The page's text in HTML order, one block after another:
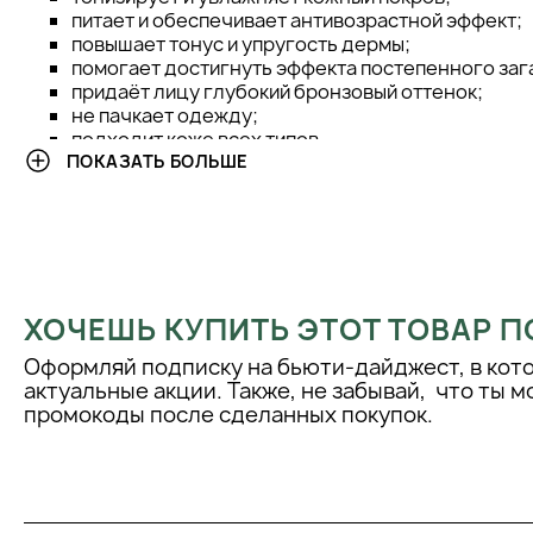
питает и обеспечивает антивозрастной эффект;
повышает тонус и упругость дермы;
помогает достигнуть эффекта постепенного
придаёт лицу глубокий бронзовый оттенок;
не пачкает одежду;
подходит коже всех типов.
также возвращает лицу ощущение комфорта без
розовое масло — источник питания, который
полезными аминокислотами и растительными
разглаживает, смягчает и обеспечивает
уровнях;
алоэ вера восполняет оптимальный уровень
ПОКАЗАТЬ БОЛЬШЕ
ХОЧЕШЬ КУПИТЬ ЭТОТ ТОВАР
Оформляй подписку на бьюти-дайджест, в
актуальные акции. Также, не забывай, что ты
промокоды после сделанных покупок.